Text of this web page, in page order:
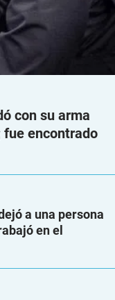
con su arma
fue encontrado
a una persona
en el